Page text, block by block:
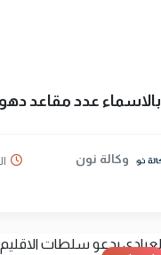
بالاسماء عدد مقاعد
وكالة نون